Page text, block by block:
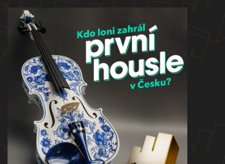
EFFIE 2026
O EFFIE
AKTUALITY
VÝSLEDKY